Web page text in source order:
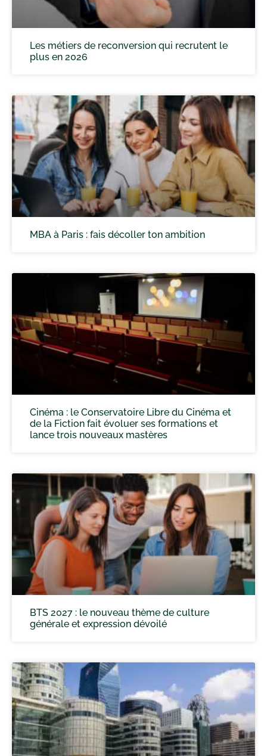
Les métiers de reconversion qui recrutent le
plus en 2026
MBA à Paris : fais décoller ton ambition
Cinéma : le Conservatoire Libre du Cinéma et
de la Fiction fait évoluer ses formations et
lance trois nouveaux mastères
BTS 2027 : le nouveau thème de culture
générale et expression dévoilé